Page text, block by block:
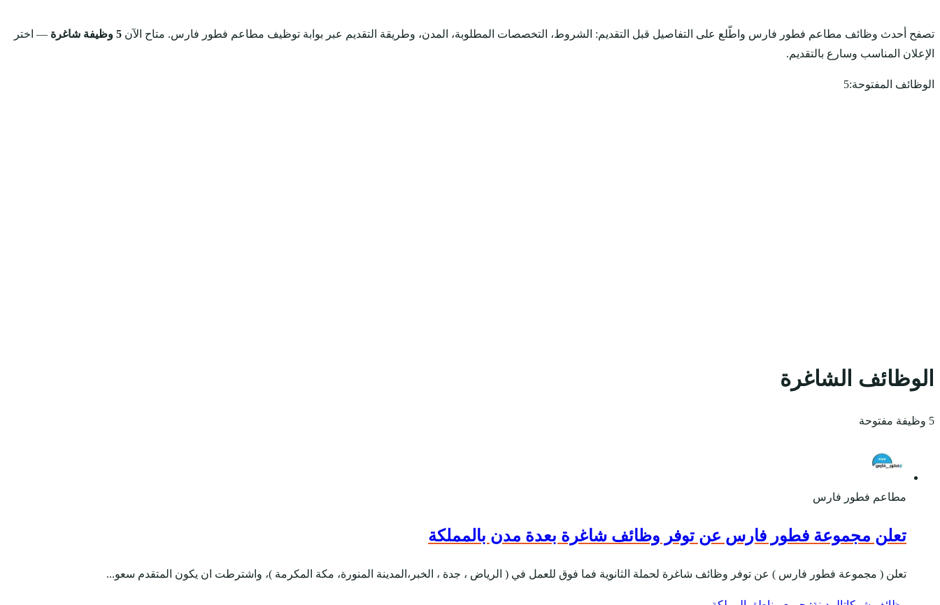
تصفح أحدث وظائف مطاعم فطور فارس واطّلع على التفاصيل قبل التقديم: الشروط، التخصصات المطلوبة، المدن، وطريقة التقديم عبر بوابة توظيف مطاعم فطور فارس. متاح الآن 5 وظيفة شاغرة
— اختر
الإعلان المناسب وسارع بالتقديم.
الوظائف المفتوحة:5
الوظائف الشاغرة
5 وظيفة مفتوحة
مطاعم فطور فارس
تعلن مجموعة فطور فارس عن توفر وظائف شاغرة بعدة مدن بالمملكة
تعلن ( مجموعة فطور فارس ) عن توفر وظائف شاغرة لحملة الثانوية فما فوق للعمل في ( الرياض ، جدة ، الخبر،المدينة المنورة، مكة المكرمة )، واشترطت ان يكون المتقدم سعو...